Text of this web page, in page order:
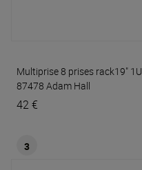
Multiprise 8 prises rack19" 1U
87478 Adam Hall
42 €
3